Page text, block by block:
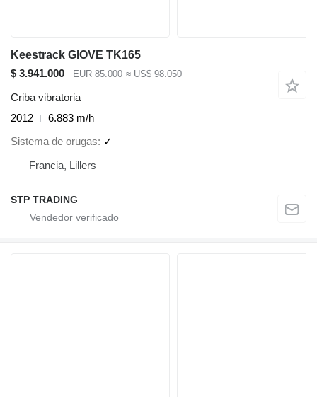
Keestrack GIOVE TK165
$ 3.941.000
EUR 85.000 ≈ US$ 98.050
Criba vibratoria
2012
6.883 m/h
Sistema de orugas
✓
Francia, Lillers
STP TRADING